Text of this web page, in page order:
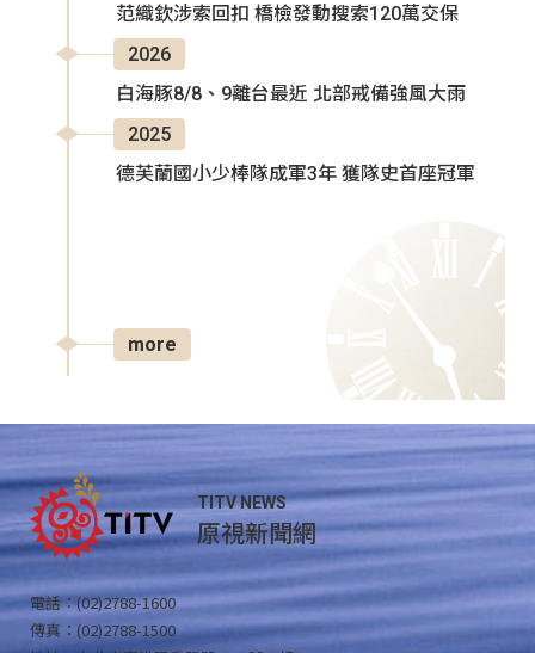
范織欽涉索回扣 橋檢發動搜索120萬交保
2026
白海豚8/8、9離台最近 北部戒備強風大雨
2025
德芙蘭國小少棒隊成軍3年 獲隊史首座冠軍
more
TITV NEWS
原視新聞網
電話：(02)2788-1600
傳真：(02)2788-1500